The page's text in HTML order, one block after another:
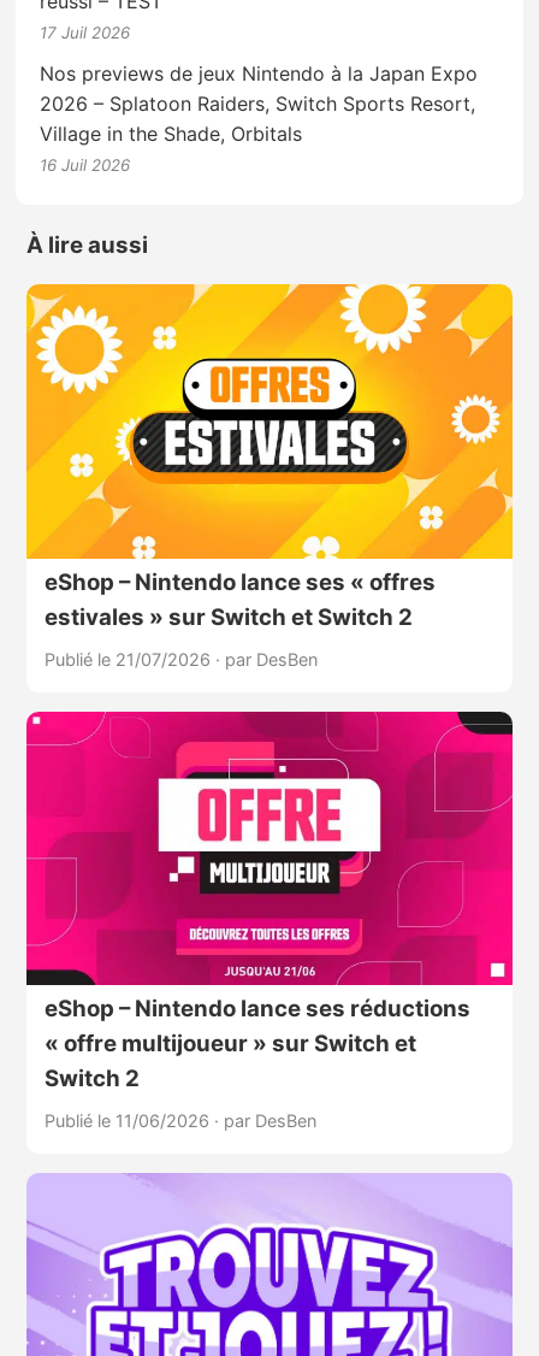
17 Juil 2026
Nos previews de jeux Nintendo à la Japan Expo
2026 – Splatoon Raiders, Switch Sports Resort,
Village in the Shade, Orbitals
16 Juil 2026
À lire aussi
eShop – Nintendo lance ses « offres
estivales » sur Switch et Switch 2
Publié le 21/07/2026 · par DesBen
eShop – Nintendo lance ses réductions
« offre multijoueur » sur Switch et
Switch 2
Publié le 11/06/2026 · par DesBen